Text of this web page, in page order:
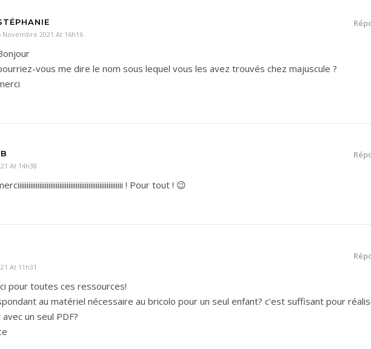
Novembre 2021 At 16h16
vous me dire le nom sous lequel vous les avez trouvés chez majuscule ?
At 14h38
! Pour tout ! 😉
At 11h31
pour toutes ces ressources!
au matériel nécessaire au bricolo pour un seul enfant? c’est suffisant pour
un seul PDF?